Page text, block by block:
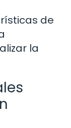
de
la